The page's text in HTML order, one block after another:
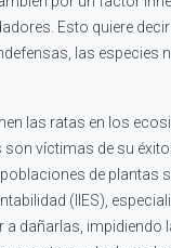
Esto quiere
las
las ratas en los
son víctimas de su
de plantas
(IIES),
a dañarlas,